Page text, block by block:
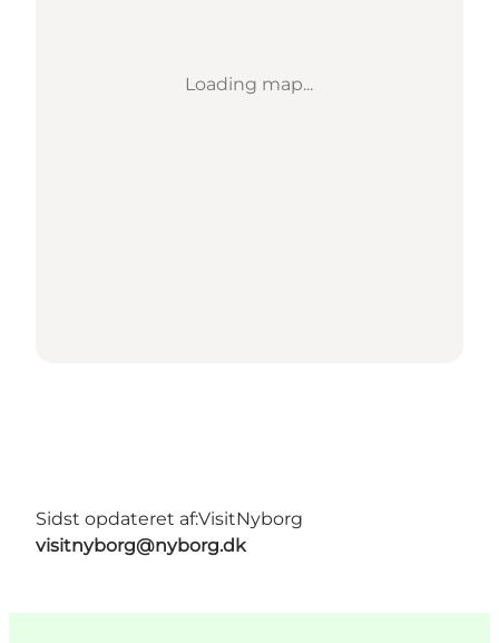
Loading map...
Sidst opdateret af:VisitNyborg
visitnyborg@nyborg.dk